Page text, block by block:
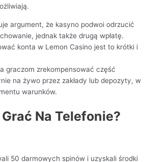
argument, że kasyno podwoi odrzucić
jednak także drugą wpłatę.
konta w Lemon Casino jest to krótki i
graczom zrekompensować część
na żywo przez zakłady lub depozyty, w
warunków.
Na Telefonie?
50 darmowych spinów i uzyskali środki